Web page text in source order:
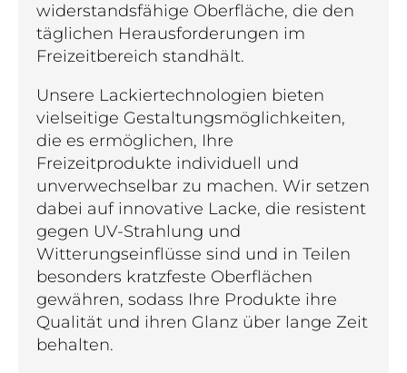
widerstandsfähige Oberfläche, die den
täglichen Herausforderungen im
Freizeitbereich standhält.
Unsere Lackiertechnologien bieten
vielseitige Gestaltungsmöglichkeiten,
die es ermöglichen, Ihre
Freizeitprodukte individuell und
unverwechselbar zu machen. Wir setzen
dabei auf innovative Lacke, die resistent
gegen UV-Strahlung und
Witterungseinflüsse sind und in Teilen
besonders kratzfeste Oberflächen
gewähren, sodass Ihre Produkte ihre
Qualität und ihren Glanz über lange Zeit
behalten.